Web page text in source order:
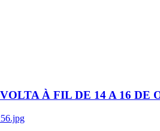
À FIL DE 14 A 16 DE